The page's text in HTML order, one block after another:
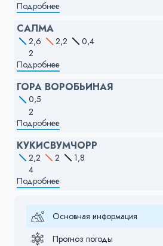
Подробнее
САЛМА
2,6 2,2
0,4
2
Подробнее
ГОРА ВОРОБЬИНАЯ
0,5
2
Подробнее
КУКИСВУМЧОРР
2,2 2
1,8
4
Подробнее
Основная информация
Прогноз погоды